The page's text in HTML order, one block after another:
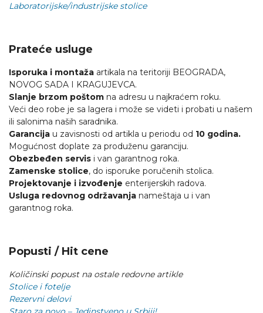
Laboratorijske/industrijske stolice
Prateće usluge
Isporuka i montaža artikala na teritoriji BEOGRADA,
NOVOG SADA I KRAGUJEVCA.
Slanje brzom poštom na adresu u najkraćem roku.
Veći deo robe je sa lagera i može se videti i probati u našem
ili salonima naših saradnika.
Garancija u zavisnosti od artikla u periodu od 10 godina.
Mogućnost doplate za produženu garanciju.
Obezbeđen servis i van garantnog roka.
Zamenske stolice, do isporuke poručenih stolica.
Projektovanje i izvođenje enterijerskih radova.
Usluga redovnog održavanja nameštaja u i van
garantnog roka.
Popusti / Hit cene
Količinski popust na ostale redovne artikle
Stolice i fotelje
Rezervni delovi